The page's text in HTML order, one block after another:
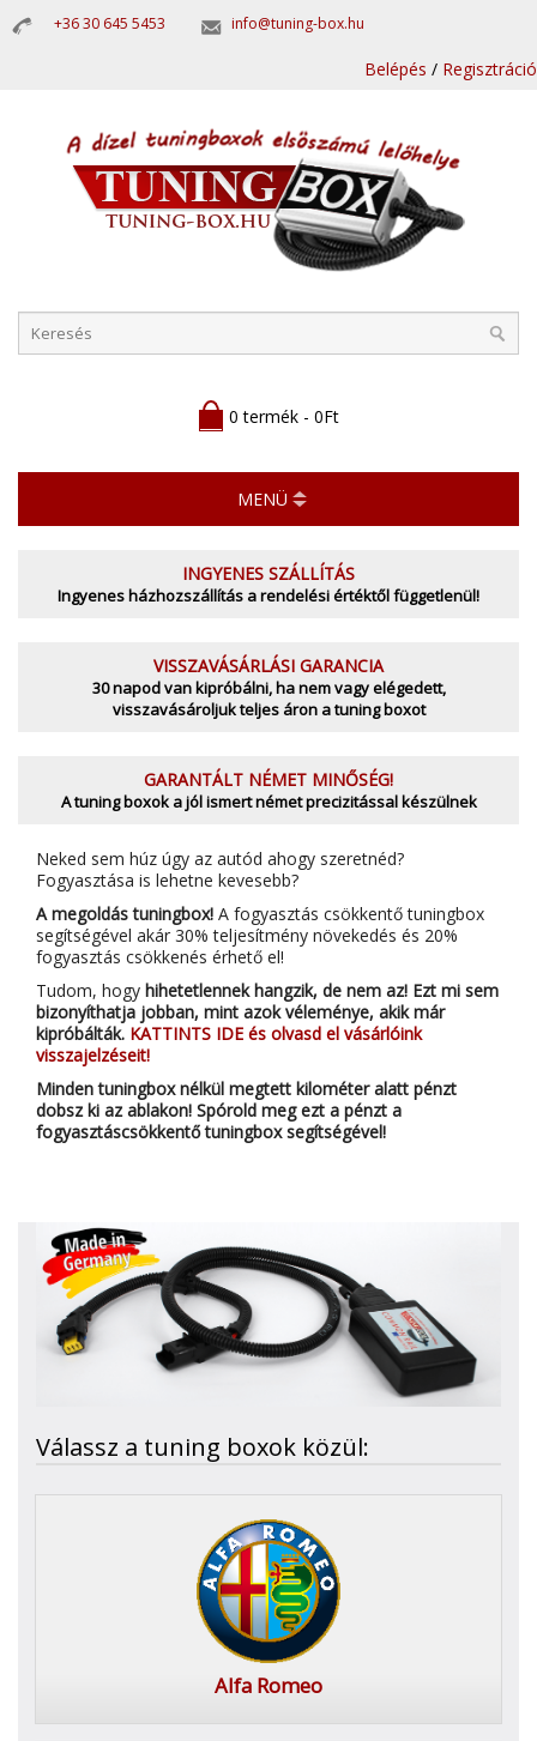
+36 30 645 5453 info@tuning-box.hu
Belépés / Regisztráció
0 termék - 0Ft
MENÜ
INGYENES SZÁLLÍTÁS
Ingyenes házhozszállítás a rendelési értéktől függetlenül!
VISSZAVÁSÁRLÁSI GARANCIA
30 napod van kipróbálni, ha nem vagy elégedett,
visszavásároljuk teljes áron a tuning boxot
GARANTÁLT NÉMET MINŐSÉG!
A tuning boxok a jól ismert német precizitással készülnek
Neked sem húz úgy az autód ahogy szeretnéd?
Fogyasztása is lehetne kevesebb?
A megoldás tuningbox! A fogyasztás csökkentő tuningbox
segítségével akár 30% teljesítmény növekedés és 20%
fogyasztás csökkenés érhető el!
Tudom, hogy hihetetlennek hangzik, de nem az! Ezt mi sem
bizonyíthatja jobban, mint azok véleménye, akik már
kipróbálták. KATTINTS IDE és olvasd el vásárlóink
visszajelzéseit!
Minden tuningbox nélkül megtett kilométer alatt pénzt
dobsz ki az ablakon! Spórold meg ezt a pénzt a
fogyasztáscsökkentő tuningbox segítségével!
Válassz a tuning boxok közül:
Alfa Romeo